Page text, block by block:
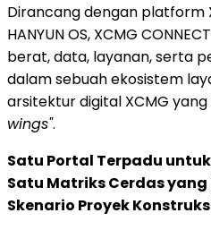
Dirancang dengan platform
HANYUN OS, XCMG
berat, data, layanan, serta
dalam sebuah ekosistem
arsitektur digital XCMG
wings".
Satu Portal Terpadu
Satu Matriks Cerdas
Skenario Proyek